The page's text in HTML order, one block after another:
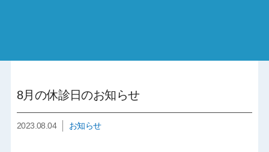
8月の休診日のお知らせ
2023.08.04 お知らせ